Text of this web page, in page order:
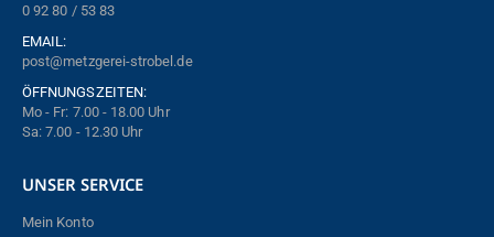
0 92 80 / 53 83
EMAIL:
post@metzgerei-strobel.de
ÖFFNUNGSZEITEN:
Mo - Fr: 7.00 - 18.00 Uhr
Sa: 7.00 - 12.30 Uhr
UNSER SERVICE
Mein Konto